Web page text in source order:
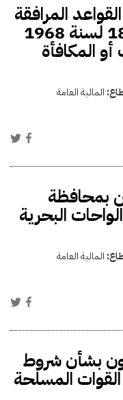
المرافقة
للقرار الجمهورى رقم 185 لسنة 1968
المكافأة
المالية العامة
بمحافظة
البحرية
المالية العامة
بشأن شروط
المسلحة